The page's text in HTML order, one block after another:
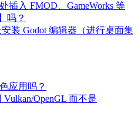
插入 FMOD、GameWorks 等
吗？
装 Godot 编辑器（进行桌面集
应用吗？
Vulkan/OpenGL 而不是